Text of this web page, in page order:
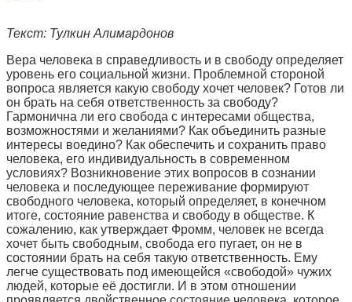
Текст: Тулкин Алимардонов
Вера человека в справедливость и в свободу определяет
уровень его социальной жизни. Проблемной стороной
вопроса является какую свободу хочет человек? Готов ли
он брать на себя ответственность за свободу?
Гармонична ли его свобода с интересами общества,
возможностями и желаниями? Как объединить разные
интересы воедино? Как обеспечить и сохранить право
человека, его индивидуальность в современном
условиях? Возникновение этих вопросов в сознании
человека и последующее переживание формируют
свободного человека, который определяет, в конечном
итоге, состояние равенства и свободу в обществе. К
сожалению, как утверждает Фромм, человек не всегда
хочет быть свободным, свобода его пугает, он не в
состоянии брать на себя такую ответственность. Ему
легче существовать под имеющейся «свободой» чужих
людей, которые её достигли. И в этом отношении